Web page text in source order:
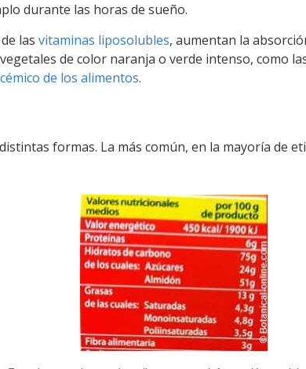
durante las horas de sueño.
las vitaminas liposolubles, aumentan la
de color naranja o verde intenso, como
de los alimentos.
formas. La más común, en la mayoría de